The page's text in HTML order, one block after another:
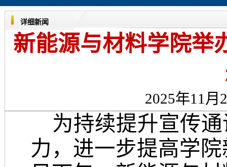
详细新闻
新能源与材料学院举
2025年11月
为持续提升宣传
力，进一步提高学